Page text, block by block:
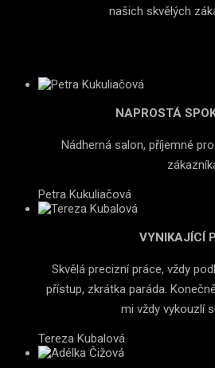
našich skvělých
NAPROSTÁ
Nádherná salon, příjemné
Petra Kukuliačová
VYNIKAJÍCÍ
Skvělá precizní práce, vždy
přístup, zkrátka paráda.
mi vždy vykouzlí
Tereza Kubalová